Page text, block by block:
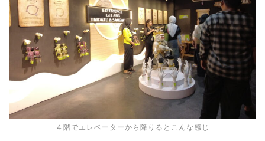
４階でエレベーターから降りるとこんな感じ